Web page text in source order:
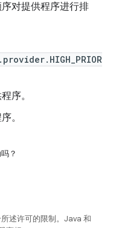
对提供程序进行排
序。
。
？
述许可的限制。Java 和